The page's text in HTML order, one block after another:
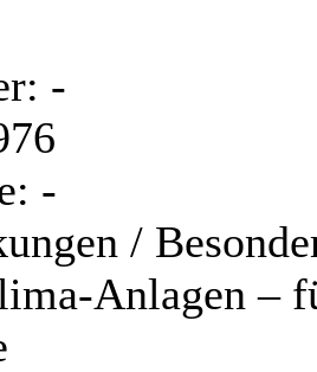
-
-
/
Anlagen –